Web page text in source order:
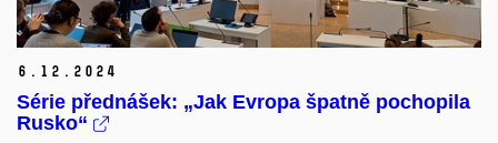
6. 12. 2024
Série přednášek: „Jak Evropa špatně pochopila
Rusko“